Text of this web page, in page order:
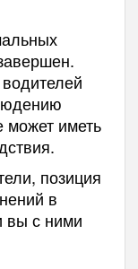
может иметь
позиция
в
вы с ними